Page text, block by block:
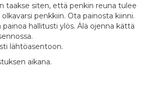
taakse siten, että penkin reuna tulee
olkavarsi penkkiin. Ota painosta kiinni.
hallitusti ylös. Älä ojenna kättä
lähtöasentoon.
aikana.